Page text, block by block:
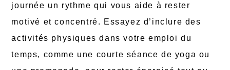
journée un rythme qui vous aide à rester
motivé et concentré. Essayez d’inclure des
activités physiques dans votre emploi du
temps, comme une courte séance de yoga ou